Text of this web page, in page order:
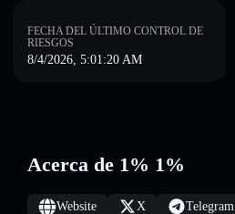
FECHA DEL ÚLTIMO CONTROL DE
RIESGOS
8/4/2026, 5:01:20 AM
Acerca de 1% 1%
Website X Telegram